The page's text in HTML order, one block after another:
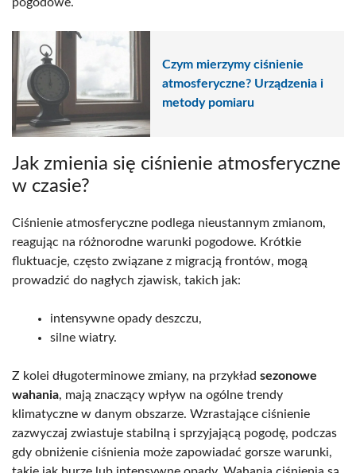
Czym mierzymy ciśnienie
atmosferyczne? Urządzenia i
metody pomiaru
Jak zmienia się ciśnienie atmosferyczne
w czasie?
Ciśnienie atmosferyczne podlega nieustannym zmianom,
reagując na różnorodne warunki pogodowe. Krótkie
fluktuacje, często związane z migracją frontów, mogą
prowadzić do nagłych zjawisk, takich jak:
intensywne opady deszczu,
silne wiatry.
Z kolei długoterminowe zmiany, na przykład sezonowe
wahania, mają znaczący wpływ na ogólne trendy
klimatyczne w danym obszarze. Wzrastające ciśnienie
zazwyczaj zwiastuje stabilną i sprzyjającą pogodę, podczas
gdy obniżenie ciśnienia może zapowiadać gorsze warunki,